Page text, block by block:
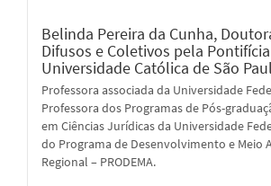
Belinda Pereira da Cunha,
Difusos e Coletivos pela Pontifícia
Universidade Católica de São
Professora associada da Universidade
Professora dos Programas de Pós-
em Ciências Jurídicas da Universidade
do Programa de Desenvolvimento e Meio
Regional – PRODEMA.